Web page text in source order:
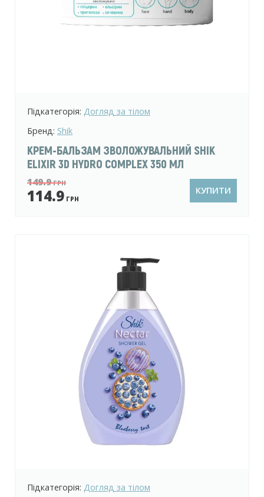
Підкатегорія: Догляд за тілом
Бренд: Shik
КРЕМ-БАЛЬЗАМ ЗВОЛОЖУВАЛЬНИЙ SHIK
ELIXIR 3D HYDRO COMPLEX 350 МЛ
149.9ГРН
114.9 ГРН
КУПИТИ
Підкатегорія: Догляд за тілом